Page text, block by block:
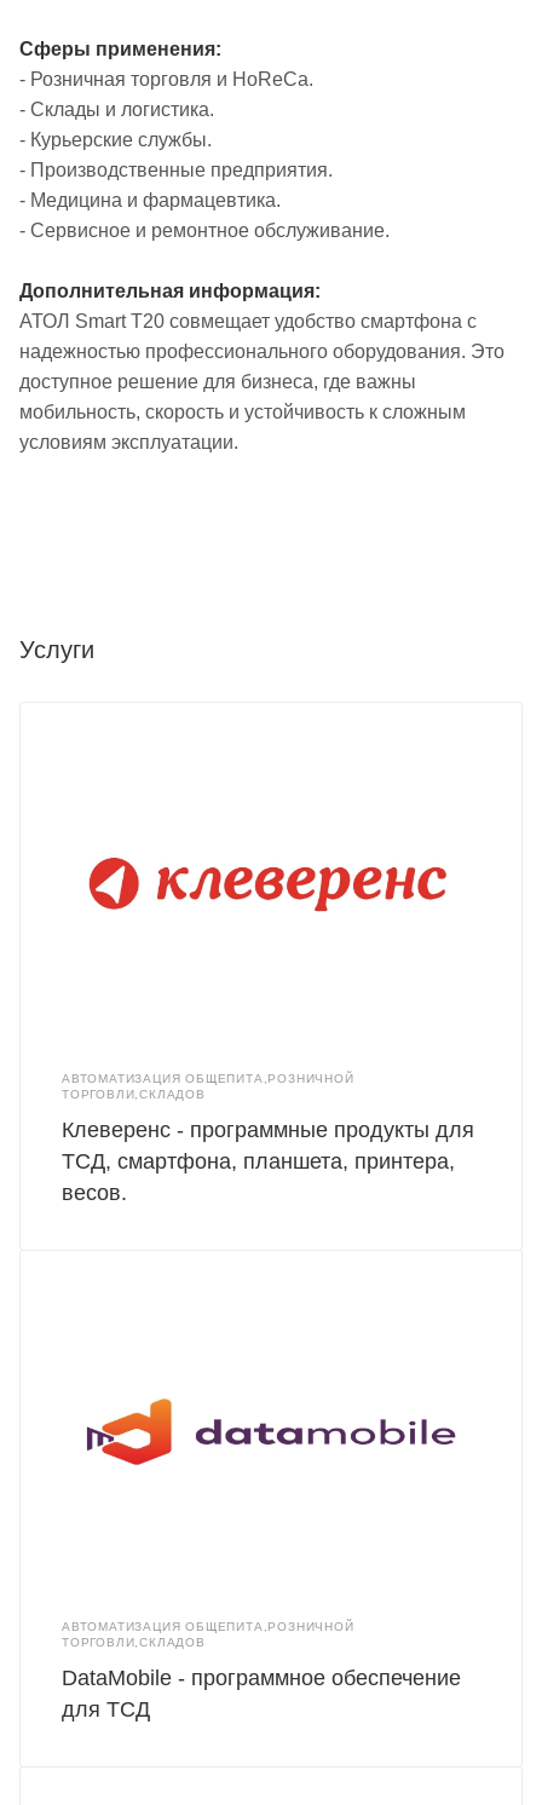
Сферы применения:
- Розничная торговля и HoReCa.
- Склады и логистика.
- Курьерские службы.
- Производственные предприятия.
- Медицина и фармацевтика.
- Сервисное и ремонтное обслуживание.
Дополнительная информация:
АТОЛ Smart T20 совмещает удобство смартфона с
надежностью профессионального оборудования. Это
доступное решение для бизнеса, где важны
мобильность, скорость и устойчивость к сложным
условиям эксплуатации.
Услуги
АВТОМАТИЗАЦИЯ ОБЩЕПИТА,РОЗНИЧНОЙ
ТОРГОВЛИ,СКЛАДОВ
Клеверенс - программные продукты для
ТСД, смартфона, планшета, принтера,
весов.
АВТОМАТИЗАЦИЯ ОБЩЕПИТА,РОЗНИЧНОЙ
ТОРГОВЛИ,СКЛАДОВ
DataMobile - программное обеспечение
для ТСД